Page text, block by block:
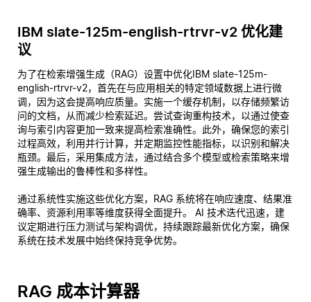
IBM slate-125m-english-rtrvr-v2 优化建
议
为了在检索增强生成（RAG）设置中优化IBM slate-125m-
english-rtrvr-v2，首先在与应用相关的特定领域数据上进行微
调，因为这会提高响应质量。实施一个缓存机制，以存储频繁访
问的文档，从而减少检索延迟。尝试查询重构技术，以通过使查
询与索引内容更加一致来提高检索准确性。此外，确保您的索引
过程高效，利用并行计算，并定期监控性能指标，以识别和解决
瓶颈。最后，采用集成方法，通过结合多个模型或检索策略来增
强生成输出的鲁棒性和多样性。
通过系统性实施这些优化方案，RAG 系统将在响应速度、结果准
确率、资源利用率等维度获得全面提升。 AI 技术迭代迅速，建
议定期进行压力测试与架构调优，持续跟踪最新优化方案，确保
系统在技术发展中始终保持竞争优势。
RAG 成本计算器